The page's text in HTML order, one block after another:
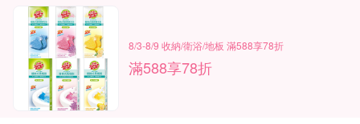
8/3-8/9 收納/衛浴/地板 滿588享78折
滿588享78折